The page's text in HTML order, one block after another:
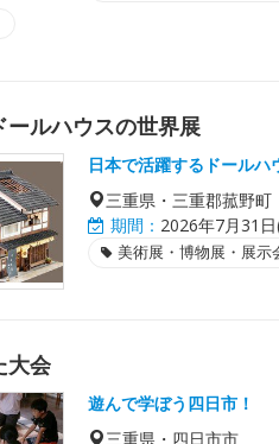
ールハウスの世界展
日本で活躍するドールハ
三重県・三重郡菰野町
期間： 2026年7月31
美術展・博物展・展示
大会
遊んで学ぼう四日市！
三重県・四日市市